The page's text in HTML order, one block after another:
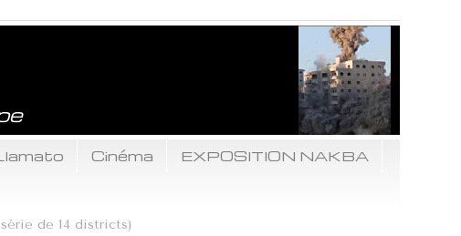
Cinéma
EXPOSITION NAKBA
de 14 districts)